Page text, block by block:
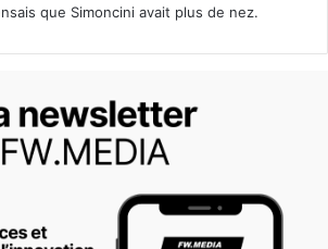
que Simoncini avait plus de nez.